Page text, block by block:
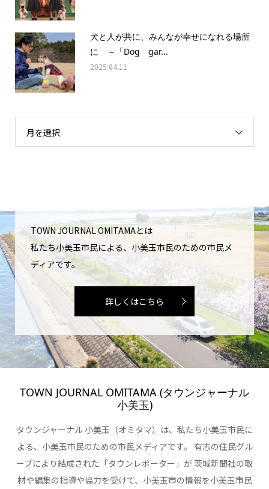
犬と人が共に、みんなが幸せになれる場所
に ～「Dog gar...
2025.04.11
月を選択
TOWN JOURNAL OMITAMAとは
私たち小美玉市民による、小美玉市民のための市民メ
ディアです。
詳しくはこちら
TOWN JOURNAL OMITAMA (タウンジャーナル
小美玉)
タウンジャーナル 小美玉（オミタマ）は、私たち小美玉市民に
よる、小美玉市民のための市民メディアです。 有志の住民グル
ープにより結成された「タウンレポーター」が 茨城新聞社の取
材や編集の指導や協力を受けて、小美玉市の情報を小美玉市民